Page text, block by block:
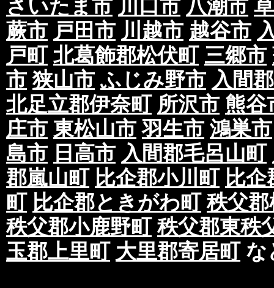
さいたま市 川口市 八潮市
蕨市 戸田市 川越市 越谷市
戸町 北葛飾郡松伏町 三郷市
市 狭山市 ふじみ野市 入間
北足立郡伊奈町 所沢市 熊谷
庄市 東松山市 羽生市 鴻巣市
島市 日高市 入間郡毛呂山町
郡嵐山町 比企郡小川町 比
町 比企郡ときがわ町 秩父
秩父郡小鹿野町 秩父郡東秩
玉郡上里町 大里郡寄居町な